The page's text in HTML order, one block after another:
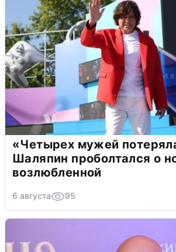
«Четырех мужей
Шаляпин проболтался о
возлюбленной
6 августа 95